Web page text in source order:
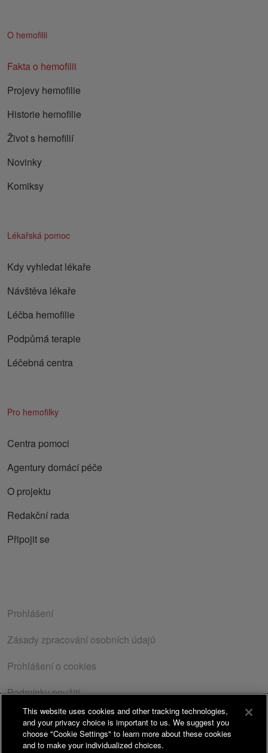
O hemofilii
Fakta o hemofilii
Projevy hemofilie
Historie hemofilie
Život s hemofilií
Novinky
Komiksy
Lékařská pomoc
Kdy vyhledat lékaře
Návštěva lékaře
Léčba hemofilie
Podpůrná terapie
Léčebná centra
Pro hemofilky
Centra pomoci
Agentury domácí péče
O projektu
Redakční rada
Připojit se
Prohlášení
Zásady zpracování osobních údajů
Prohlášení o cookies
Podmínky použití
Zásady o ochraně osobních údajů| Copyright© 2026
Takeda Pharmaceuticals Czech Republic s.r.o. Všechna
práva vyhrazena. | ISSN 1805-3408
This website uses cookies and other tracking technologies,
and your privacy choice is important to us. We suggest you
choose "Cookie Settings" to learn more about these cookies
and to make your individualized choices.